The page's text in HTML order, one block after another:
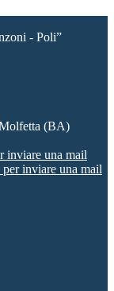
- Poli”
(BA)
inviare una mail
inviare una mail